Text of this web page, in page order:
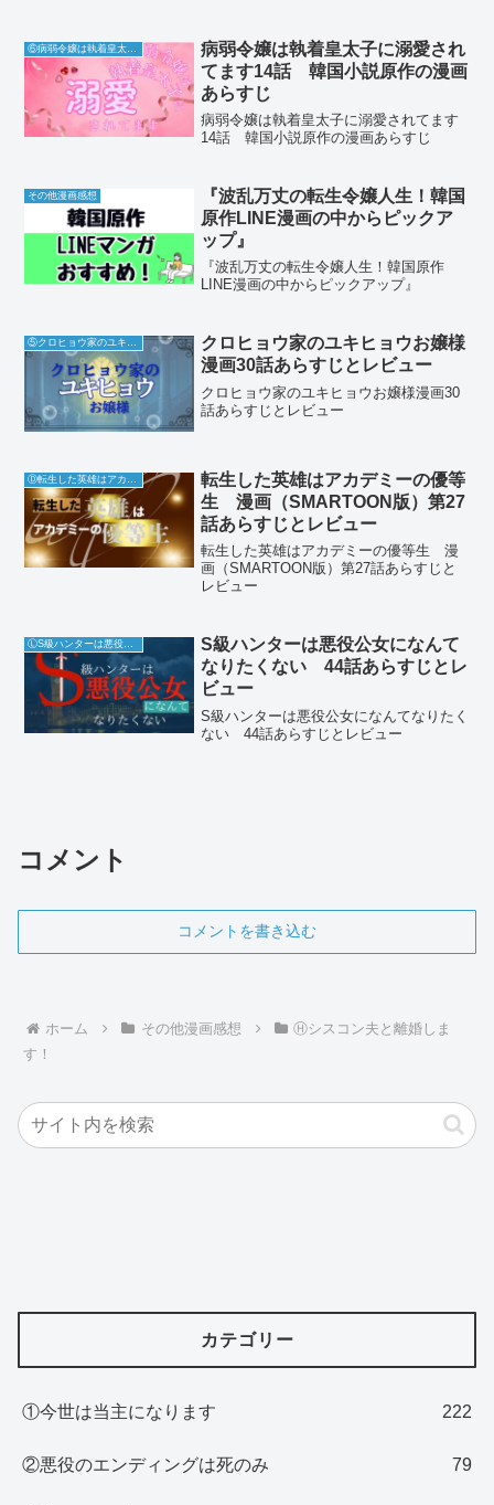
病弱令嬢は執着皇太子に溺愛され
てます14話 韓国小説原作の漫画
あらすじ
病弱令嬢は執着皇太子に溺愛されてます
14話 韓国小説原作の漫画あらすじ
その他漫画感想
『波乱万丈の転生令嬢人生！韓国
原作LINE漫画の中からピックア
ップ』
『波乱万丈の転生令嬢人生！韓国原作
LINE漫画の中からピックアップ』
⑤クロヒョウ家のユキヒョウお嬢様
クロヒョウ家のユキヒョウお嬢様
漫画30話あらすじとレビュー
クロヒョウ家のユキヒョウお嬢様漫画30
話あらすじとレビュー
Ⓓ転生した英雄はアカデミーの優等生
転生した英雄はアカデミーの優等
生 漫画（SMARTOON版）第27
話あらすじとレビュー
転生した英雄はアカデミーの優等生 漫
画（SMARTOON版）第27話あらすじと
レビュー
ⓁS級ハンターは悪役公女になんてなりたくない
S級ハンターは悪役公女になんて
なりたくない 44話あらすじとレ
ビュー
S級ハンターは悪役公女になんてなりたく
ない 44話あらすじとレビュー
コメント
コメントを書き込む
ホーム その他漫画感想
Ⓗシスコン夫と離婚しま
す！
カテゴリー
①今世は当主になります 222
②悪役のエンディングは死のみ 79